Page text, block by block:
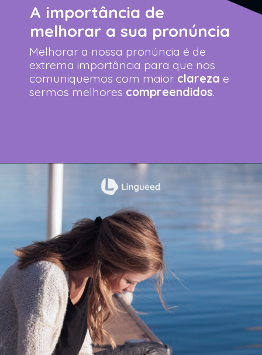
A importância de
melhorar a sua pronúncia
Melhorar a nossa pronúncia é de
extrema importância para que nos
comuniquemos com maior clareza e
sermos melhores compreendidos.